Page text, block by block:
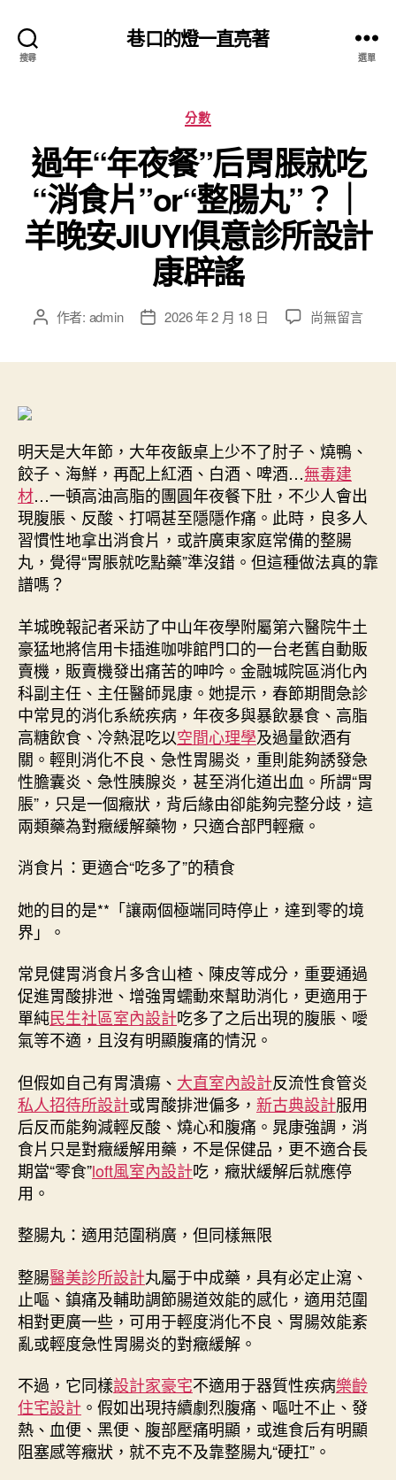
搜尋
巷口的燈一直亮著
選單
分
類
分數
過年“年夜餐”后胃脹就吃
“消食片”or“整腸丸”？｜
羊晚安JIUYI俱意診所設計
康辟謠
文 作者: admin
文 2026 年 2 月 18 日
在
胃
脹
就
吃
“消
食
片”
丸”？
｜
羊
晚
安
JIUYI
俱
意
診
所
設
謠〉
中
尚無留言
明天是大年節，大年夜飯桌上少不了肘子、燒鴨、
餃子、海鮮，再配上紅酒、白酒、啤酒…無毒建
材…一頓高油高脂的團圓年夜餐下肚，不少人會出
現腹脹、反酸、打嗝甚至隱隱作痛。此時，良多人
習慣性地拿出消食片，或許廣東家庭常備的整腸
丸，覺得“胃脹就吃點藥”準沒錯。但這種做法真的靠
譜嗎？
羊城晚報記者采訪了中山年夜學附屬第六醫院牛土
豪猛地將信用卡插進咖啡館門口的一台老舊自動販
賣機，販賣機發出痛苦的呻吟。金融城院區消化內
科副主任、主任醫師晁康。她提示，春節期間急診
中常見的消化系統疾病，年夜多與暴飲暴食、高脂
高糖飲食、冷熱混吃以空間心理學及過量飲酒有
關。輕則消化不良、急性胃腸炎，重則能夠誘發急
性膽囊炎、急性胰腺炎，甚至消化道出血。所謂“胃
脹”，只是一個癥狀，背后緣由卻能夠完整分歧，這
兩類藥為對癥緩解藥物，只適合部門輕癥。
消食片：更適合“吃多了”的積食
她的目的是**「讓兩個極端同時停止，達到零的境
界」。
常見健胃消食片多含山楂、陳皮等成分，重要通過
促進胃酸排泄、增強胃蠕動來幫助消化，更適用于
單純民生社區室內設計吃多了之后出現的腹脹、噯
氣等不適，且沒有明顯腹痛的情況。
但假如自己有胃潰瘍、 大直室內設計反流性食管炎
私人招待所設計或胃酸排泄偏多， 新古典設計服用
后反而能夠減輕反酸、燒心和腹痛。晁康強調，消
食片只是對癥緩解用藥，不是保健品，更不適合長
期當“零食”loft風室內設計吃，癥狀緩解后就應停
用。
整腸丸：適用范圍稍廣，但同樣無限
整腸醫美診所設計丸屬于中成藥，具有必定止瀉、
止嘔、鎮痛及輔助調節腸道效能的感化，適用范圍
相對更廣一些，可用于輕度消化不良、胃腸效能紊
亂或輕度急性胃腸炎的對癥緩解。
不過，它同樣設計家豪宅不適用于器質性疾病樂齡
住宅設計 。假如出現持續劇烈腹痛、嘔吐不止、發
熱、血便、黑便、腹部壓痛明顯，或進食后有明顯
阻塞感等癥狀，就不克不及靠整腸丸“硬扛”。